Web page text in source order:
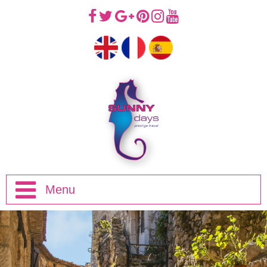
Menu
Introducción
Viajes de Mediodía